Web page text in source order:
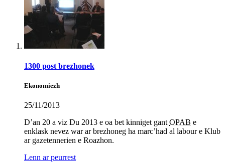
1300 post brezhonek
Ekonomiezh
25/11/2013
D’an 20 a viz Du 2013 e oa bet kinniget gant OPAB e
enklask nevez war ar brezhoneg ha marc’had al labour e Klub
ar gazetennerien e Roazhon.
Lenn ar peurrest